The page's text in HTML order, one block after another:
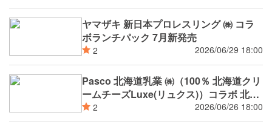
ヤマザキ 新日本プロレスリング ㈱ コラ
ボランチパック 7月新発売
2 2026/06/29 18:00
Pasco 北海道乳業 ㈱（100％ 北海道クリ
ームチーズLuxe(リュクス)）コラボ 北海
道クリームチーズパン 7月新発売
2 2026/06/26 18:00